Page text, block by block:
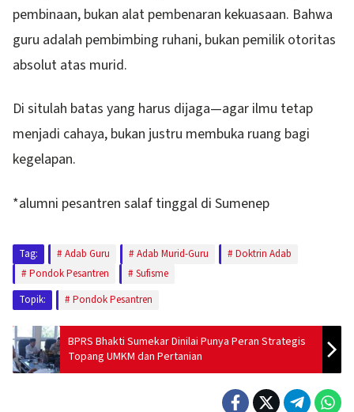
pembinaan, bukan alat pembenaran kekuasaan. Bahwa
guru adalah pembimbing ruhani, bukan pemilik otoritas
absolut atas murid.
Di situlah batas yang harus dijaga—agar ilmu tetap
menjadi cahaya, bukan justru membuka ruang bagi
kegelapan.
*alumni pesantren salaf tinggal di Sumenep
Tag: Adab Guru Adab Murid-Guru
Doktrin Adab
Pondok Pesantren
Sufisme
Topik:
Pondok Pesantren
BPRS Bhakti Sumekar Dinilai Punya Peran Strategis
Topang UMKM dan Pertanian